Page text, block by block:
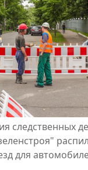
следственных
для